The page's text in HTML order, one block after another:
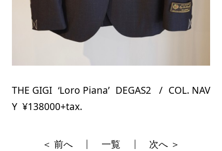
THE GIGI ‘Loro Piana’ DEGAS2 / COL. NAV
Y ¥138000+tax.
＜ 前へ 一覧 次へ ＞